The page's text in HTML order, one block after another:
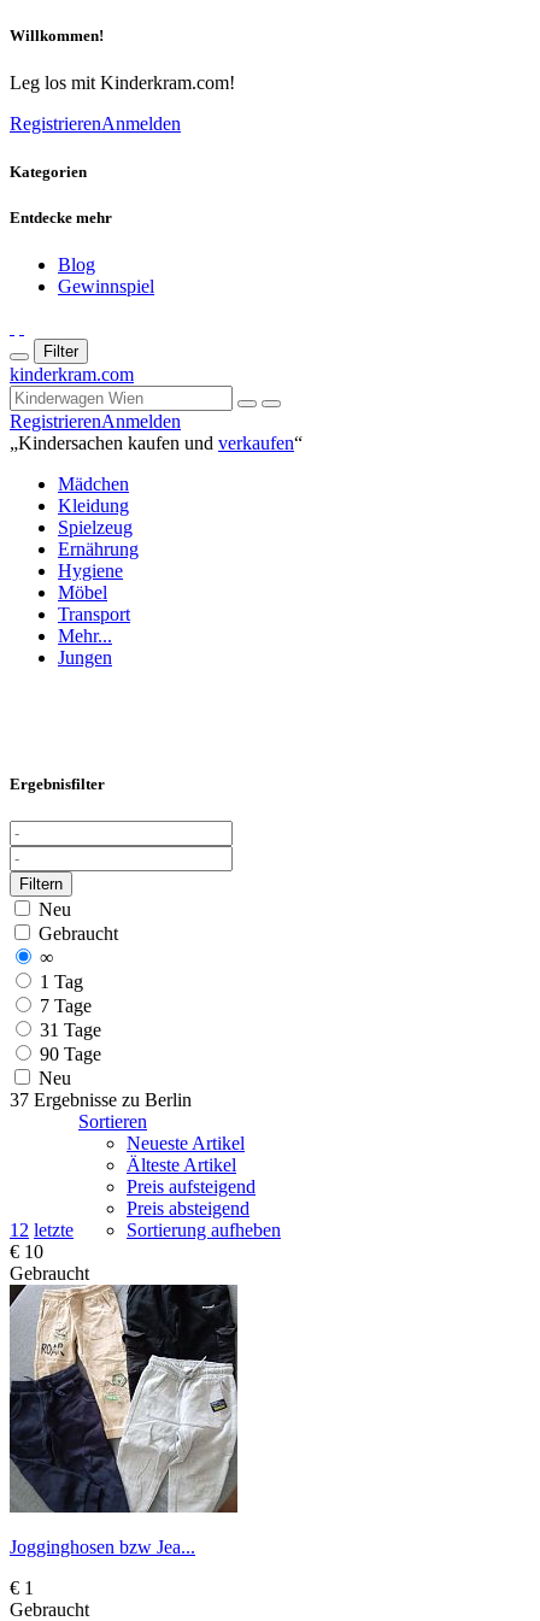
Willkommen!
Leg los mit Kinderkram.com!
RegistrierenAnmelden
Kategorien
Entdecke mehr
Blog
Gewinnspiel
Filter
kinderkram.com
RegistrierenAnmelden
„Kindersachen kaufen und verkaufen“
Mädchen
Kleidung
Spielzeug
Ernährung
Hygiene
Möbel
Transport
Mehr...
Jungen
Ergebnisfilter
Filtern
Neu
Gebraucht
∞
1 Tag
7 Tage
31 Tage
90 Tage
Neu
37 Ergebnisse zu Berlin
1 2 letzte
Sortieren
Neueste Artikel
Älteste Artikel
Preis aufsteigend
Preis absteigend
Sortierung aufheben
€ 10
Gebraucht
Jogginghosen bzw Jea...
€ 1
Gebraucht